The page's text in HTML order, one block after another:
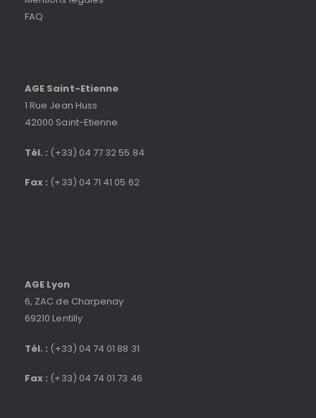
FAQ
AGE Saint-Etienne
1 Rue Jean Huss
42000 Saint-Etienne
Tél. : (+33) 04 77 32 55 84
Fax : (+33) 04 71 41 05 62
AGE Lyon
6, ZAC de Charpenay
69210 Lentilly
Tél. : (+33) 04 74 01 88 31
Fax : (+33) 04 74 01 73 46